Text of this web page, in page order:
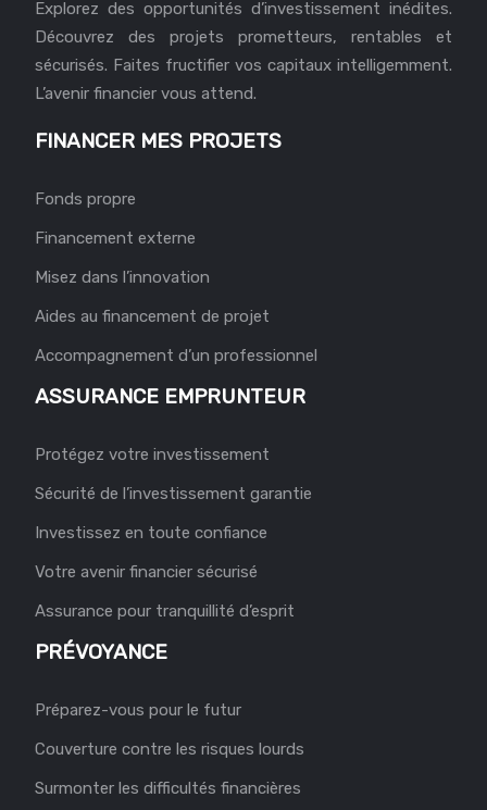
Explorez des opportunités d’investissement inédites.
Découvrez des projets prometteurs, rentables et
sécurisés. Faites fructifier vos capitaux intelligemment.
L’avenir financier vous attend.
FINANCER MES PROJETS
Fonds propre
Financement externe
Misez dans l’innovation
Aides au financement de projet
Accompagnement d’un professionnel
ASSURANCE EMPRUNTEUR
Protégez votre investissement
Sécurité de l’investissement garantie
Investissez en toute confiance
Votre avenir financier sécurisé
Assurance pour tranquillité d’esprit
PRÉVOYANCE
Préparez-vous pour le futur
Couverture contre les risques lourds
Surmonter les difficultés financières